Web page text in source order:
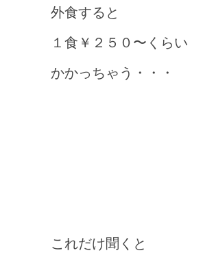
外食すると
１食￥２５０〜くらい
かかっちゃう・・・
これだけ聞くと